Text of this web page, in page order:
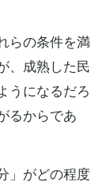
らの条件を満
、成熟した民
うになるだろ
るからであ
」がどの程度